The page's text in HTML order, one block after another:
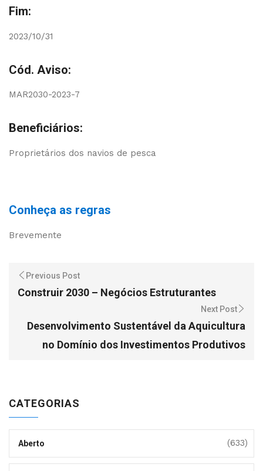
Fim:
2023/10/31
Cód. Aviso:
MAR2030-2023-7
Beneficiários:
Proprietários dos navios de pesca
Conheça as regras
Brevemente
Previous Post
Construir 2030 – Negócios Estruturantes
Next Post
Desenvolvimento Sustentável da Aquicultura
no Domínio dos Investimentos Produtivos
CATEGORIAS
Aberto (633)